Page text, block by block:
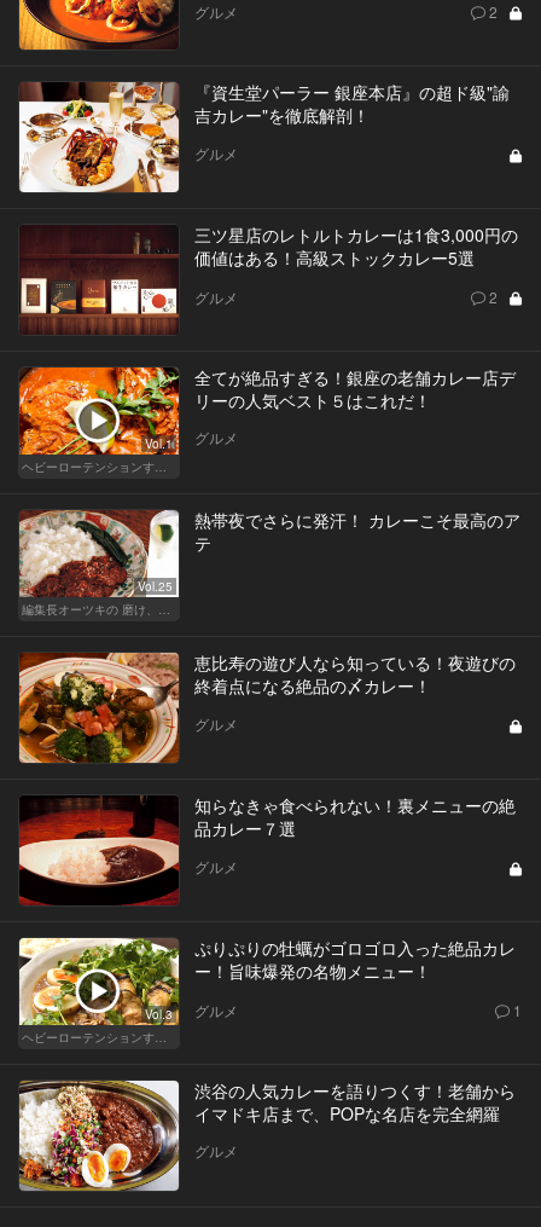
グルメ 2
『資生堂パーラー 銀座本店』の超ド級"諭
吉カレー"を徹底解剖！
グルメ
三ツ星店のレトルトカレーは1食3,000円の
価値はある！高級ストックカレー5選
グルメ 2
Vol.1
全てが絶品すぎる！銀座の老舗カレー店デ
リーの人気ベスト５はこれだ！
グルメ
Vol.25
熱帯夜でさらに発汗！ カレーこそ最高のア
テ
恵比寿の遊び人なら知っている！夜遊びの
終着点になる絶品の〆カレー！
グルメ
知らなきゃ食べられない！裏メニューの絶
品カレー７選
グルメ
Vol.3
ぷりぷりの牡蠣がゴロゴロ入った絶品カレ
ー！旨味爆発の名物メニュー！
グルメ 1
渋谷の人気カレーを語りつくす！老舗から
イマドキ店まで、POPな名店を完全網羅
グルメ